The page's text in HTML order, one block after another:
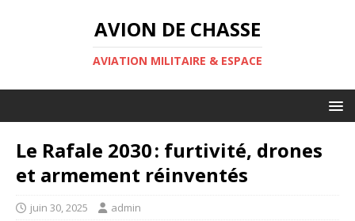
AVION DE CHASSE
AVIATION MILITAIRE & ESPACE
Le Rafale 2030 : furtivité, drones
et armement réinventés
juin 30, 2025 admin